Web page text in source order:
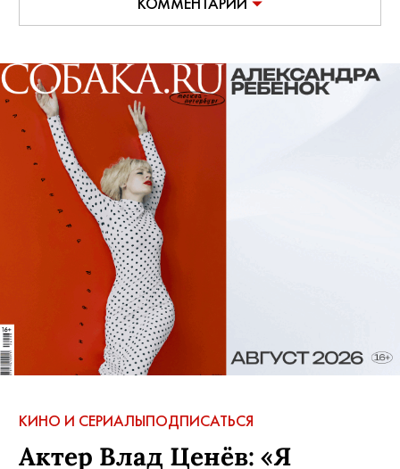
КОММЕНТАРИИ
КИНО И СЕРИАЛЫПОДПИСАТЬСЯ
Актер Влад Ценёв: «Я